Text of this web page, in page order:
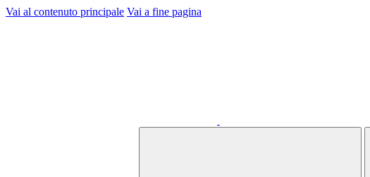
Vai al contenuto principale Vai a fine pagina